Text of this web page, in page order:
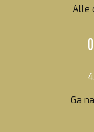
Alle
Ga